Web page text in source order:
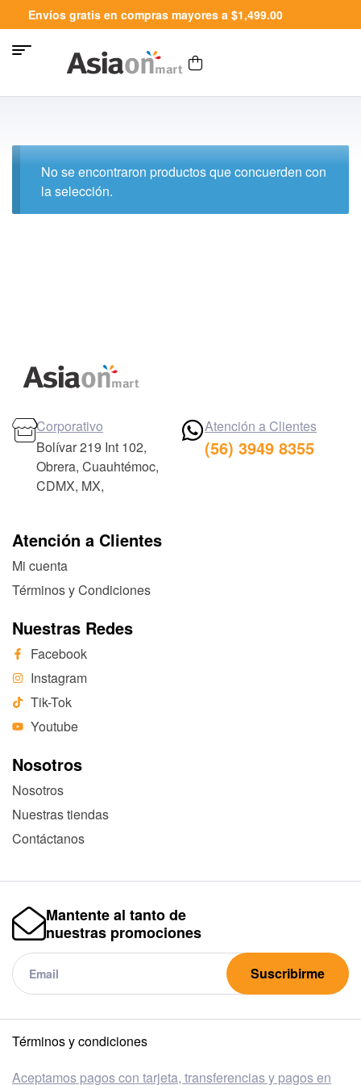
Envíos gratis en compras mayores a $1,499.00
No se encontraron productos que concuerden con
la selección.
Atención a Clientes
Mi cuenta
Términos y Condiciones
Nuestras Redes
Facebook
Instagram
Tik-Tok
Youtube
Nosotros
Nosotros
Nuestras tiendas
Contáctanos
Corporativo
Bolívar 219 Int 102,
Obrera, Cuauhtémoc,
CDMX, MX,
Atención a Clientes
(56) 3949 8355
Mantente al tanto de
nuestras promociones
Suscribirme
Términos y condiciones
Aceptamos pagos con tarjeta, transferencias y pagos en